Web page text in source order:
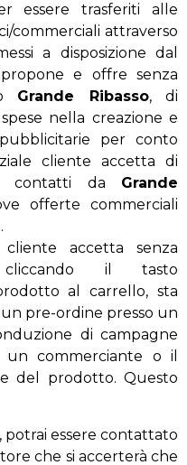
essere trasferiti alle
commerciali attraverso
a disposizione dal
e offre senza
Grande Ribasso, di
nella creazione e
per conto
cliente accetta di
contatti da Grande
offerte commerciali
accetta senza
il tasto
al carrello, sta
pre-ordine presso un
di campagne
un commerciante o il
del prodotto. Questo
essere contattato
che si accerterà che